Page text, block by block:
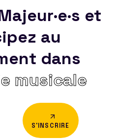
et
au
dans
musicale
S'INSCRIRE